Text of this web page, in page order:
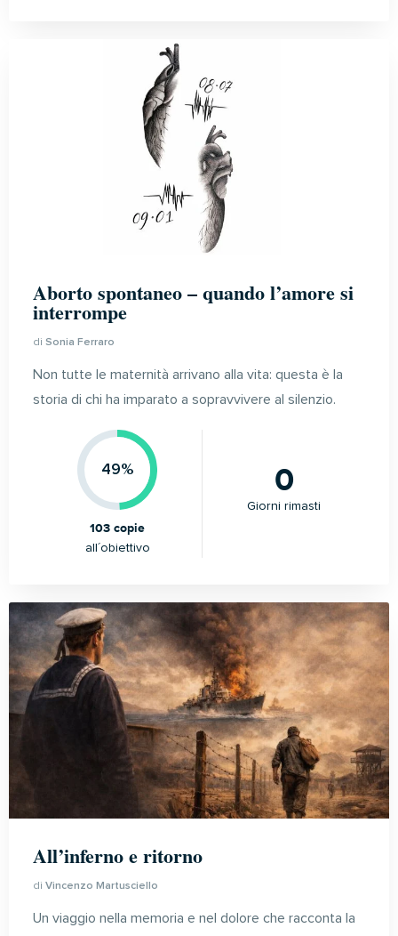
Aborto spontaneo – quando l’amore si
interrompe
di Sonia Ferraro
Non tutte le maternità arrivano alla vita: questa è la
storia di chi ha imparato a sopravvivere al silenzio.
49%
103 copie
all´obiettivo
0
Giorni rimasti
All’inferno e ritorno
di Vincenzo Martusciello
Un viaggio nella memoria e nel dolore che racconta la